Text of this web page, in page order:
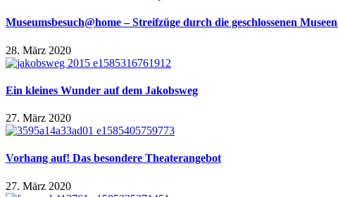
Museumsbesuch@home – Streifzüge durch die geschlossenen
28. März 2020
Ein kleines Wunder auf dem Jakobsweg
27. März 2020
Vorhang auf! Das besondere Theaterangebot
27. März 2020